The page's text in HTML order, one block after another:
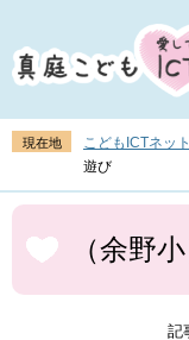
ジ
の
頭
す
。
ュ
ー
飛
し
て
へ
現在地 こどもICTネッ
遊び
本
文
（余野
記